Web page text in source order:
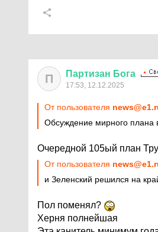
П Партизан Бога
17:53, 12.12.2025
От пользователя
Обсуждение мирного
Очередной 105ый план
От пользователя
и Зеленский решился на
Пол поменял?
Херня полнейшая